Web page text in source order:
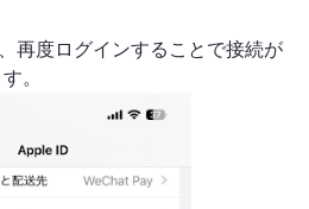
再度ログインすることで接続が
。